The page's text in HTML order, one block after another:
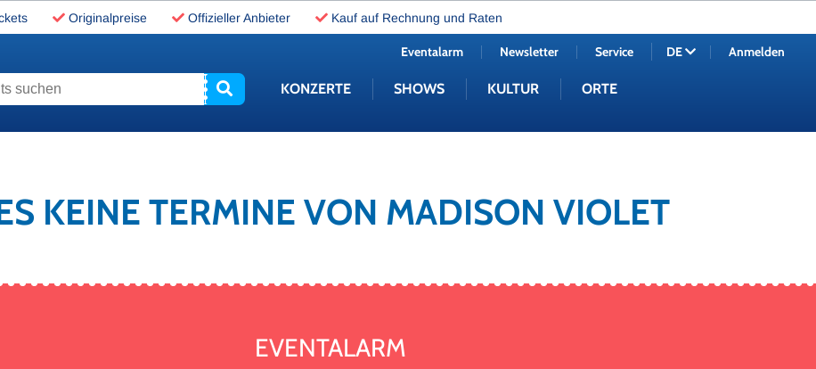
Originalpreise Offizieller Anbieter Kauf auf Rechnung und Raten
KONZERTE SHOWS KULTUR ORTE
Eventalarm Newsletter Service DE Anmelden
KEINE TERMINE VON MADISON VIOLET
EVENTALARM